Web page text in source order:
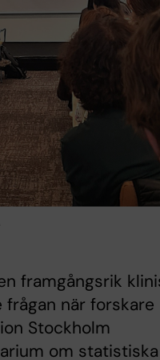
framgångsrik
när forskare
Stockholm
om statistiska